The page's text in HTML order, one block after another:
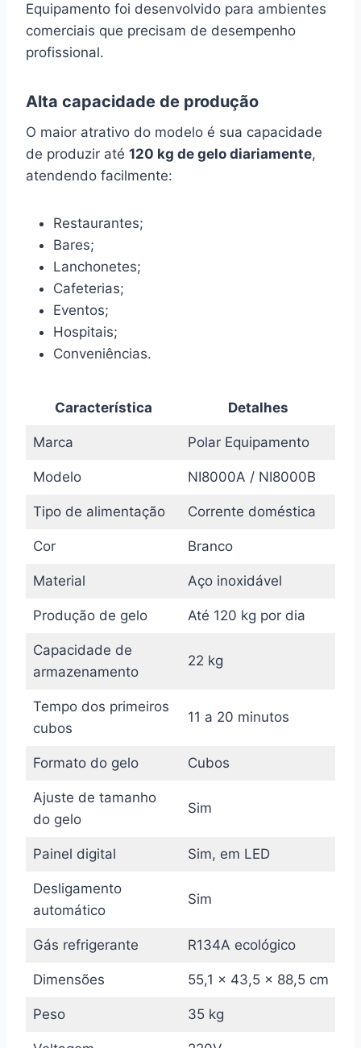
Equipamento foi desenvolvido para ambientes
comerciais que precisam de desempenho
profissional.
Alta capacidade de produção
O maior atrativo do modelo é sua capacidade
de produzir até 120 kg de gelo diariamente,
atendendo facilmente:
Restaurantes;
Bares;
Lanchonetes;
Cafeterias;
Eventos;
Hospitais;
Conveniências.
Característica Detalhes
Marca Polar Equipamento
Modelo NI8000A / NI8000B
Tipo de alimentação Corrente doméstica
Cor Branco
Material Aço inoxidável
Produção de gelo Até 120 kg por dia
Capacidade de
armazenamento
22 kg
Tempo dos primeiros
cubos
11 a 20 minutos
Formato do gelo Cubos
Ajuste de tamanho
do gelo
Sim
Painel digital Sim, em LED
Desligamento
automático
Sim
Gás refrigerante R134A ecológico
Dimensões 55,1 x 43,5 x 88,5 cm
Peso 35 kg